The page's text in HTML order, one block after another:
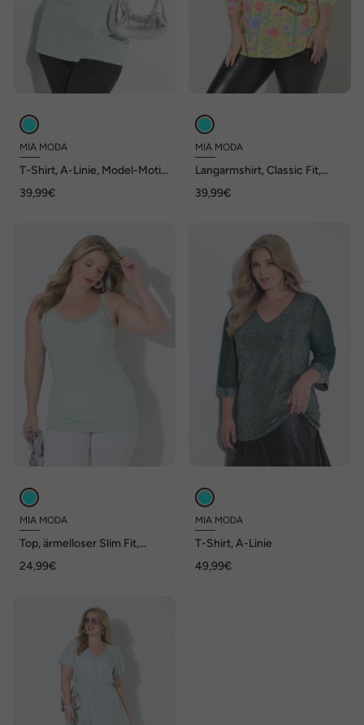
MIA MODA
T-Shirt, A-Linie, Model-Motiv
39,99€
MIA MODA
Langarmshirt, Classic Fit,
39,99€
MIA MODA
Top, ärmelloser Slim Fit,
24,99€
MIA MODA
T-Shirt, A-Linie
49,99€